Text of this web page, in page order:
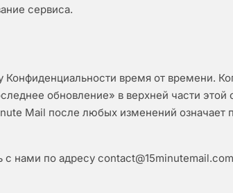
сервиса.
время от времени.
обновление» в верхней части этой
Mail после любых изменений означает
с нами по адресу contact@15minutemail.com